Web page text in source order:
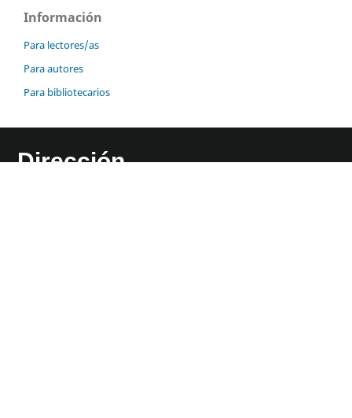
Información
Para lectores/as
Para autores
Para bibliotecarios
Dirección